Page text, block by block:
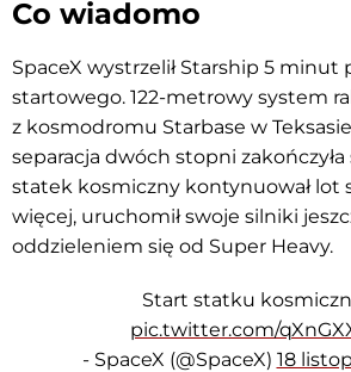
Co wiadomo
SpaceX wystrzelił Starship 5 minut
startowego. 122-metrowy system
z kosmodromu Starbase w
separacja dwóch stopni zakończyła
statek kosmiczny kontynuował lot
więcej, uruchomił swoje silniki
oddzieleniem się od Super Heavy.
Start statku
pic.twitter.com/
- SpaceX (@SpaceX) 18